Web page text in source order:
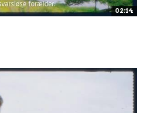
02:14